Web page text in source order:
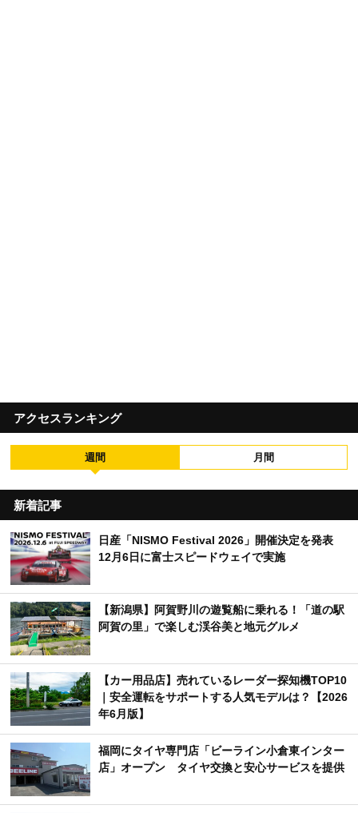
アクセスランキング
週間 月間
新着記事
日産「NISMO Festival 2026」開催決定を発表
12月6日に富士スピードウェイで実施
【新潟県】阿賀野川の遊覧船に乗れる！「道の駅
阿賀の里」で楽しむ渓谷美と地元グルメ
【カー用品店】売れているレーダー探知機TOP10
｜安全運転をサポートする人気モデルは？【2026
年6月版】
福岡にタイヤ専門店「ビーライン小倉東インター
店」オープン タイヤ交換と安心サービスを提供